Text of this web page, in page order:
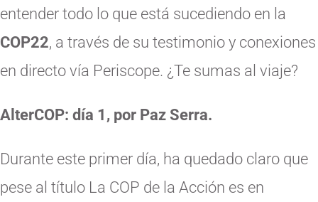
entender todo lo que está sucediendo en la
COP22, a través de su testimonio y conexiones
en directo vía Periscope. ¿Te sumas al viaje?
AlterCOP: día 1, por Paz Serra.
Durante este primer día, ha quedado claro que
pese al título La COP de la Acción es en